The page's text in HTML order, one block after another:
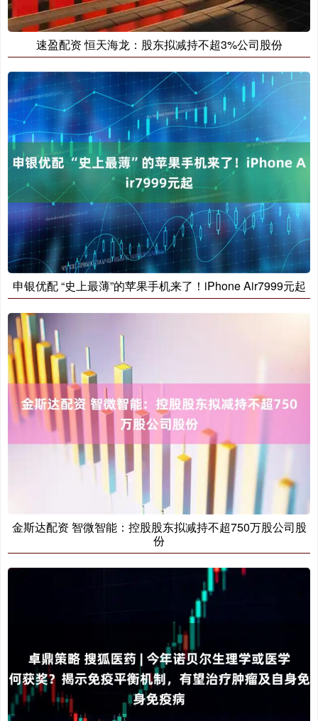
速盈配资 恒天海龙：股东拟减持不超3%公司股份
申银优配 “史上最薄”的苹果手机来了！iPhone Air7999元起
金斯达配资 智微智能：控股股东拟减持不超750万股公司股
份